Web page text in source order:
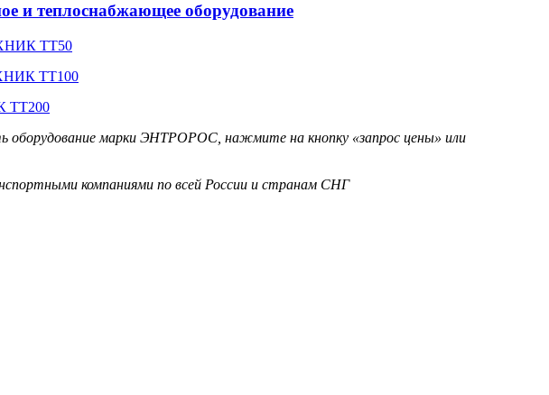
и теплоснабжающее оборудование
ТТ50
ТТ100
ТТ200
оборудование марки ЭНТРОРОС, нажмите на кнопку «запрос цены» или
компаниями по всей России и странам СНГ